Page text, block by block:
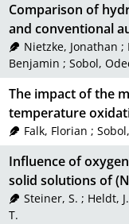
Comparison of
and conventional
Nietzke, Jonathan ;
Benjamin ; Sobol,
The impact of the
temperature
Falk, Florian ;
Influence of
solid solutions of
Steiner, S. ; Heldt, J.
T.